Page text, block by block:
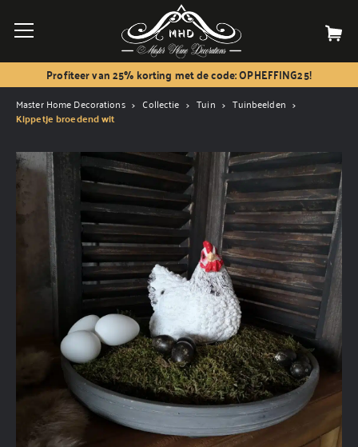
Profiteer van 25% korting met de code: OPHEFFING25!
Master Home Decorations Collectie Tuin Tuinbeelden
Kippetje broedend wit